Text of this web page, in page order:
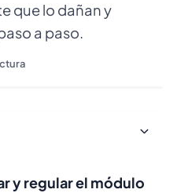
que lo dañan y
a paso.
y regular el módulo